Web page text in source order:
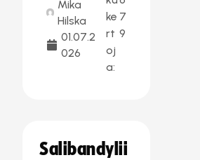
Mika
Hilska
01.07.2
026
ke
rt
oj
a:
7
9
Salibandylii